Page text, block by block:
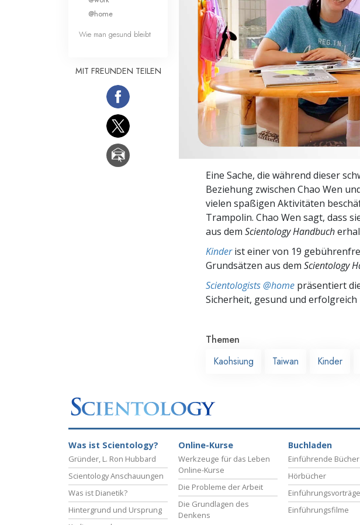
Liebe und Hass – Was ist Größe?
Eine Sache, die während dieser
Beziehung zwischen Chao Wen
vielen spaßigen Aktivitäten
Trampolin. Chao Wen sagt, dass
aus dem Scientology Handbuch
Kinderist einer von 19
Grundsätzen aus dem Scientology
Scientologists @home präsentiert
Sicherheit, gesund und erfolgreich
Themen
Kaohsiung
Taiwan Kinder
@home
Wie man gesund bleibt
MIT FREUNDEN TEILEN
Was ist Scientology?
Gründer, L. Ron Hubbard
Scientology Anschauungen
Was ist Dianetik?
Hintergrund und Ursprung
Online-Kurse
Werkzeuge für das Leben
Online-Kurse
Die Probleme der Arbeit
Die Grundlagen des
Denkens
Buchladen
Einführende Bücher
Hörbücher
Einführungsvorträge
Einführungsfilme